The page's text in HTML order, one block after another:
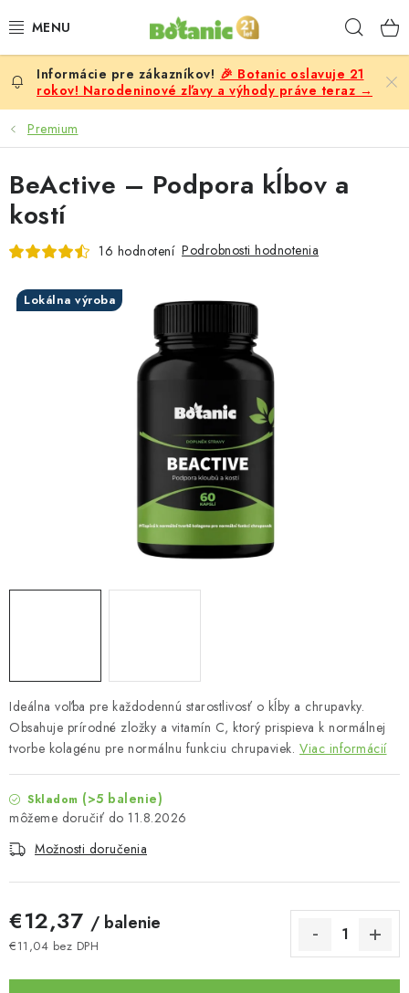
na
PREMIUM
DOPLNKY STRAVY
CIELE
POTRAVINY A NÁPOJE
ZLOŽKY
Recenzie
Vernostný program
Prečo Botanic?
Kontakty
🎉 Botanic oslavuje 21
rokov! Narodeninové zľavy a výhody práve teraz →
Premium
Ideálna voľba pre každodennú starostlivosť o kĺby a chrupavky.
Obsahuje prírodné zložky a vitamín C, ktorý prispieva k normálnej
tvorbe kolagénu pre normálnu funkciu chrupaviek. Viac informácií
Skladom (>5 balenie)
11.8.2026
Možnosti doručenia
€12,37 / balenie
€11,04 bez DPH
BeActive – Podpora kĺbov a
kostí
16 hodnotení Podrobnosti hodnotenia
Lokálna výroba